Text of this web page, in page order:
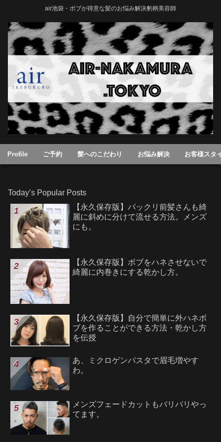
air池袋・ボブが得意な髪のお悩み解決豹柄美容師
Profile ご予約 髪へのこだわり お悩み解決 お客様スタ
Today’s Popular Posts
【永久保存版】パックリ前髪さんも綺
麗に斜めに分けて流せる方法。メンズ
にも。
【永久保存版】ボブをハネさせないで
綺麗に内巻きにする乾かし方。
【永久保存版】自分で簡単に外ハネボ
ブを作ることができる方法・乾かし方
を伝授
あ、ミクロゲンパスタで眉毛増やす
わ。
メンズフェードカットもバリバリやっ
てます。